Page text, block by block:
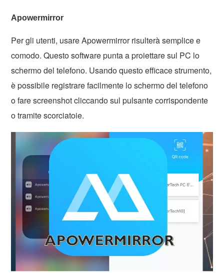
Apowermirror
Per gli utenti, usare Apowermirror risulterà semplice e
comodo. Questo software punta a proiettare sul PC lo
schermo del telefono. Usando questo efficace strumento,
è possibile registrare facilmente lo schermo del telefono
o fare screenshot cliccando sul pulsante corrispondente
o tramite scorciatoie.